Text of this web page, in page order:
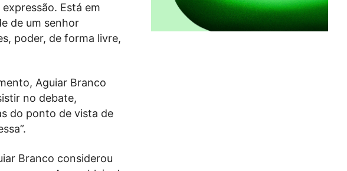
Está em
de um senhor
poder, de forma livre,
Aguiar Branco
no debate,
do ponto de vista de
Branco considerou